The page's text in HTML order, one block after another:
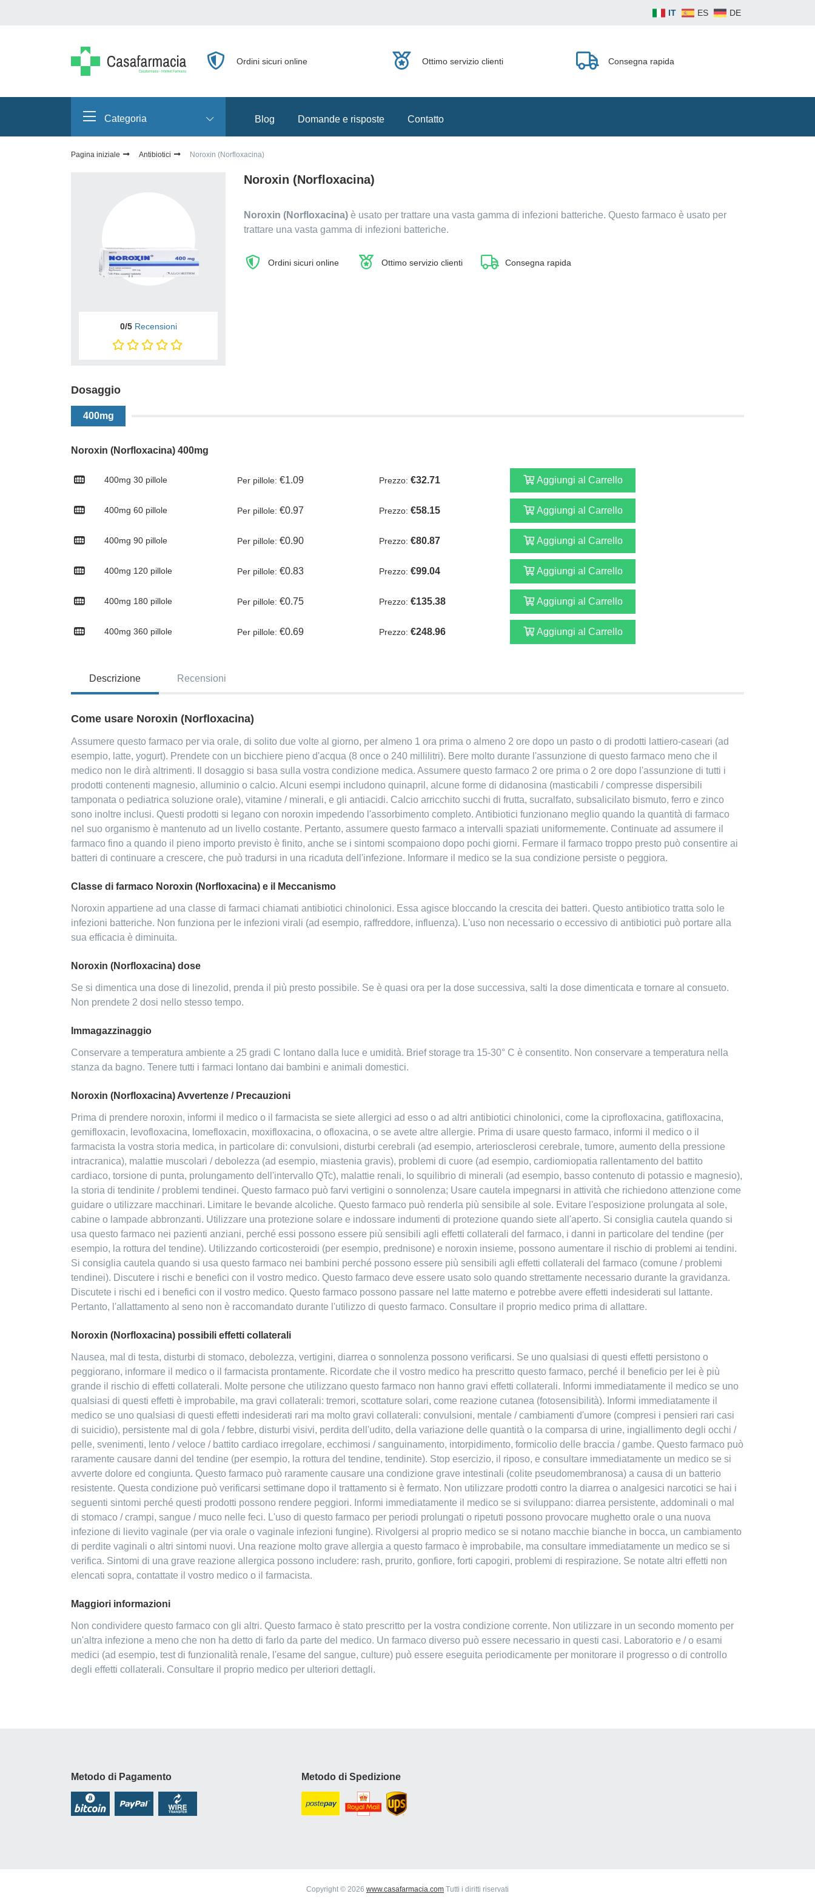
IT ES DE
Ordini sicuri online Ottimo servizio clienti Consegna rapida
Сategoria Blog Domande e risposte Contatto
Pagina iniziale Antibiotici Noroxin (Norfloxacina)
0/5 Recensioni
Noroxin (Norfloxacina)
Noroxin (Norfloxacina) è usato per trattare una vasta gamma di infezioni batteriche. Questo farmaco è usato per
trattare una vasta gamma di infezioni batteriche.
Ordini sicuri online Ottimo servizio clienti Consegna rapida
Dosaggio
400mg
Noroxin (Norfloxacina) 400mg
400mg 30 pillole Per pillole: €1.09 Prezzo: €32.71 Aggiungi al Carrello
400mg 60 pillole Per pillole: €0.97 Prezzo: €58.15 Aggiungi al Carrello
400mg 90 pillole Per pillole: €0.90 Prezzo: €80.87 Aggiungi al Carrello
400mg 120 pillole Per pillole: €0.83 Prezzo: €99.04 Aggiungi al Carrello
400mg 180 pillole Per pillole: €0.75 Prezzo: €135.38 Aggiungi al Carrello
400mg 360 pillole Per pillole: €0.69 Prezzo: €248.96 Aggiungi al Carrello
Descrizione Recensioni
Come usare Noroxin (Norfloxacina)
Assumere questo farmaco per via orale, di solito due volte al giorno, per almeno 1 ora prima o almeno 2 ore dopo un pasto o di prodotti lattiero-caseari (ad
esempio, latte, yogurt). Prendete con un bicchiere pieno d'acqua (8 once o 240 millilitri). Bere molto durante l'assunzione di questo farmaco meno che il
medico non le dirà altrimenti. Il dosaggio si basa sulla vostra condizione medica. Assumere questo farmaco 2 ore prima o 2 ore dopo l'assunzione di tutti i
prodotti contenenti magnesio, alluminio o calcio. Alcuni esempi includono quinapril, alcune forme di didanosina (masticabili / compresse dispersibili
tamponata o pediatrica soluzione orale), vitamine / minerali, e gli antiacidi. Calcio arricchito succhi di frutta, sucralfato, subsalicilato bismuto, ferro e zinco
sono inoltre inclusi. Questi prodotti si legano con noroxin impedendo l'assorbimento completo. Antibiotici funzionano meglio quando la quantità di farmaco
nel suo organismo è mantenuto ad un livello costante. Pertanto, assumere questo farmaco a intervalli spaziati uniformemente. Continuate ad assumere il
farmaco fino a quando il pieno importo previsto è finito, anche se i sintomi scompaiono dopo pochi giorni. Fermare il farmaco troppo presto può consentire ai
batteri di continuare a crescere, che può tradursi in una ricaduta dell'infezione. Informare il medico se la sua condizione persiste o peggiora.
Classe di farmaco Noroxin (Norfloxacina) e il Meccanismo
Noroxin appartiene ad una classe di farmaci chiamati antibiotici chinolonici. Essa agisce bloccando la crescita dei batteri. Questo antibiotico tratta solo le
infezioni batteriche. Non funziona per le infezioni virali (ad esempio, raffreddore, influenza). L'uso non necessario o eccessivo di antibiotici può portare alla
sua efficacia è diminuita.
Noroxin (Norfloxacina) dose
Se si dimentica una dose di linezolid, prenda il più presto possibile. Se è quasi ora per la dose successiva, salti la dose dimenticata e tornare al consueto.
Non prendete 2 dosi nello stesso tempo.
Immagazzinaggio
Conservare a temperatura ambiente a 25 gradi C lontano dalla luce e umidità. Brief storage tra 15-30° C è consentito. Non conservare a temperatura nella
stanza da bagno. Tenere tutti i farmaci lontano dai bambini e animali domestici.
Noroxin (Norfloxacina) Avvertenze / Precauzioni
Prima di prendere noroxin, informi il medico o il farmacista se siete allergici ad esso o ad altri antibiotici chinolonici, come la ciprofloxacina, gatifloxacina,
gemifloxacin, levofloxacina, lomefloxacin, moxifloxacina, o ofloxacina, o se avete altre allergie. Prima di usare questo farmaco, informi il medico o il
farmacista la vostra storia medica, in particolare di: convulsioni, disturbi cerebrali (ad esempio, arteriosclerosi cerebrale, tumore, aumento della pressione
intracranica), malattie muscolari / debolezza (ad esempio, miastenia gravis), problemi di cuore (ad esempio, cardiomiopatia rallentamento del battito
cardiaco, torsione di punta, prolungamento dell'intervallo QTc), malattie renali, lo squilibrio di minerali (ad esempio, basso contenuto di potassio e magnesio),
la storia di tendinite / problemi tendinei. Questo farmaco può farvi vertigini o sonnolenza; Usare cautela impegnarsi in attività che richiedono attenzione come
guidare o utilizzare macchinari. Limitare le bevande alcoliche. Questo farmaco può renderla più sensibile al sole. Evitare l'esposizione prolungata al sole,
cabine o lampade abbronzanti. Utilizzare una protezione solare e indossare indumenti di protezione quando siete all'aperto. Si consiglia cautela quando si
usa questo farmaco nei pazienti anziani, perché essi possono essere più sensibili agli effetti collaterali del farmaco, i danni in particolare del tendine (per
esempio, la rottura del tendine). Utilizzando corticosteroidi (per esempio, prednisone) e noroxin insieme, possono aumentare il rischio di problemi ai tendini.
Si consiglia cautela quando si usa questo farmaco nei bambini perché possono essere più sensibili agli effetti collaterali del farmaco (comune / problemi
tendinei). Discutere i rischi e benefici con il vostro medico. Questo farmaco deve essere usato solo quando strettamente necessario durante la gravidanza.
Discutete i rischi ed i benefici con il vostro medico. Questo farmaco possono passare nel latte materno e potrebbe avere effetti indesiderati sul lattante.
Pertanto, l'allattamento al seno non è raccomandato durante l'utilizzo di questo farmaco. Consultare il proprio medico prima di allattare.
Noroxin (Norfloxacina) possibili effetti collaterali
Nausea, mal di testa, disturbi di stomaco, debolezza, vertigini, diarrea o sonnolenza possono verificarsi. Se uno qualsiasi di questi effetti persistono o
peggiorano, informare il medico o il farmacista prontamente. Ricordate che il vostro medico ha prescritto questo farmaco, perché il beneficio per lei è più
grande il rischio di effetti collaterali. Molte persone che utilizzano questo farmaco non hanno gravi effetti collaterali. Informi immediatamente il medico se uno
qualsiasi di questi effetti è improbabile, ma gravi collaterali: tremori, scottature solari, come reazione cutanea (fotosensibilità). Informi immediatamente il
medico se uno qualsiasi di questi effetti indesiderati rari ma molto gravi collaterali: convulsioni, mentale / cambiamenti d'umore (compresi i pensieri rari casi
di suicidio), persistente mal di gola / febbre, disturbi visivi, perdita dell'udito, della variazione delle quantità o la comparsa di urine, ingiallimento degli occhi /
pelle, svenimenti, lento / veloce / battito cardiaco irregolare, ecchimosi / sanguinamento, intorpidimento, formicolio delle braccia / gambe. Questo farmaco può
raramente causare danni del tendine (per esempio, la rottura del tendine, tendinite). Stop esercizio, il riposo, e consultare immediatamente un medico se si
avverte dolore ed congiunta. Questo farmaco può raramente causare una condizione grave intestinali (colite pseudomembranosa) a causa di un batterio
resistente. Questa condizione può verificarsi settimane dopo il trattamento si è fermato. Non utilizzare prodotti contro la diarrea o analgesici narcotici se hai i
seguenti sintomi perché questi prodotti possono rendere peggiori. Informi immediatamente il medico se si sviluppano: diarrea persistente, addominali o mal
di stomaco / crampi, sangue / muco nelle feci. L'uso di questo farmaco per periodi prolungati o ripetuti possono provocare mughetto orale o una nuova
infezione di lievito vaginale (per via orale o vaginale infezioni fungine). Rivolgersi al proprio medico se si notano macchie bianche in bocca, un cambiamento
di perdite vaginali o altri sintomi nuovi. Una reazione molto grave allergia a questo farmaco è improbabile, ma consultare immediatamente un medico se si
verifica. Sintomi di una grave reazione allergica possono includere: rash, prurito, gonfiore, forti capogiri, problemi di respirazione. Se notate altri effetti non
elencati sopra, contattate il vostro medico o il farmacista.
Maggiori informazioni
Non condividere questo farmaco con gli altri. Questo farmaco è stato prescritto per la vostra condizione corrente. Non utilizzare in un secondo momento per
un'altra infezione a meno che non ha detto di farlo da parte del medico. Un farmaco diverso può essere necessario in questi casi. Laboratorio e / o esami
medici (ad esempio, test di funzionalità renale, l'esame del sangue, culture) può essere eseguita periodicamente per monitorare il progresso o di controllo
degli effetti collaterali. Consultare il proprio medico per ulteriori dettagli.
Metodo di Pagamento Metodo di Spedizione
Copyright © 2026 www.casafarmacia.com Tutti i diritti riservati